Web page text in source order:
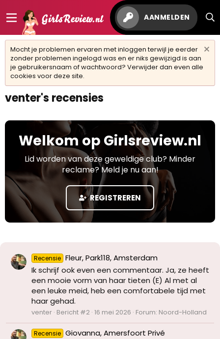
AANMELDEN
Mocht je problemen ervaren met inloggen terwijl je eerder
zonder problemen ingelogd was en er niks gewijzigd is aan
je gebruikersnaam of wachtwoord? Verwijder dan even alle
cookies voor deze site.
venter's recensies
Welkom op Girlsreview.nl
Lid worden van deze geweldige club? Minder
reclame? Meld je nu aan!
REGISTREREN
Recensie Fleur, Park118, Amsterdam
Ik schrijf ook even een commentaar. Ja, ze heeft
een mooie vorm van haar tieten (E) Al met al
een leuke meid, heb een comfortabele tijd met
haar gehad.
venter Bericht #2 16 mei 2026 Forum: Noord-Holland
Recensie Giovanna, Amersfoort Privé